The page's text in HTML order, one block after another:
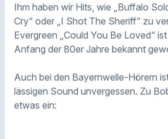
Ihm haben wir Hits, wie „Buffalo
Cry“ oder „I Shot The Sheriff“ zu
Evergreen „Could You Be Loved“
Anfang der 80er Jahre bekannt
Auch bei den Bayernwelle-Hörern
lässigen Sound unvergessen. Zu
etwas ein: